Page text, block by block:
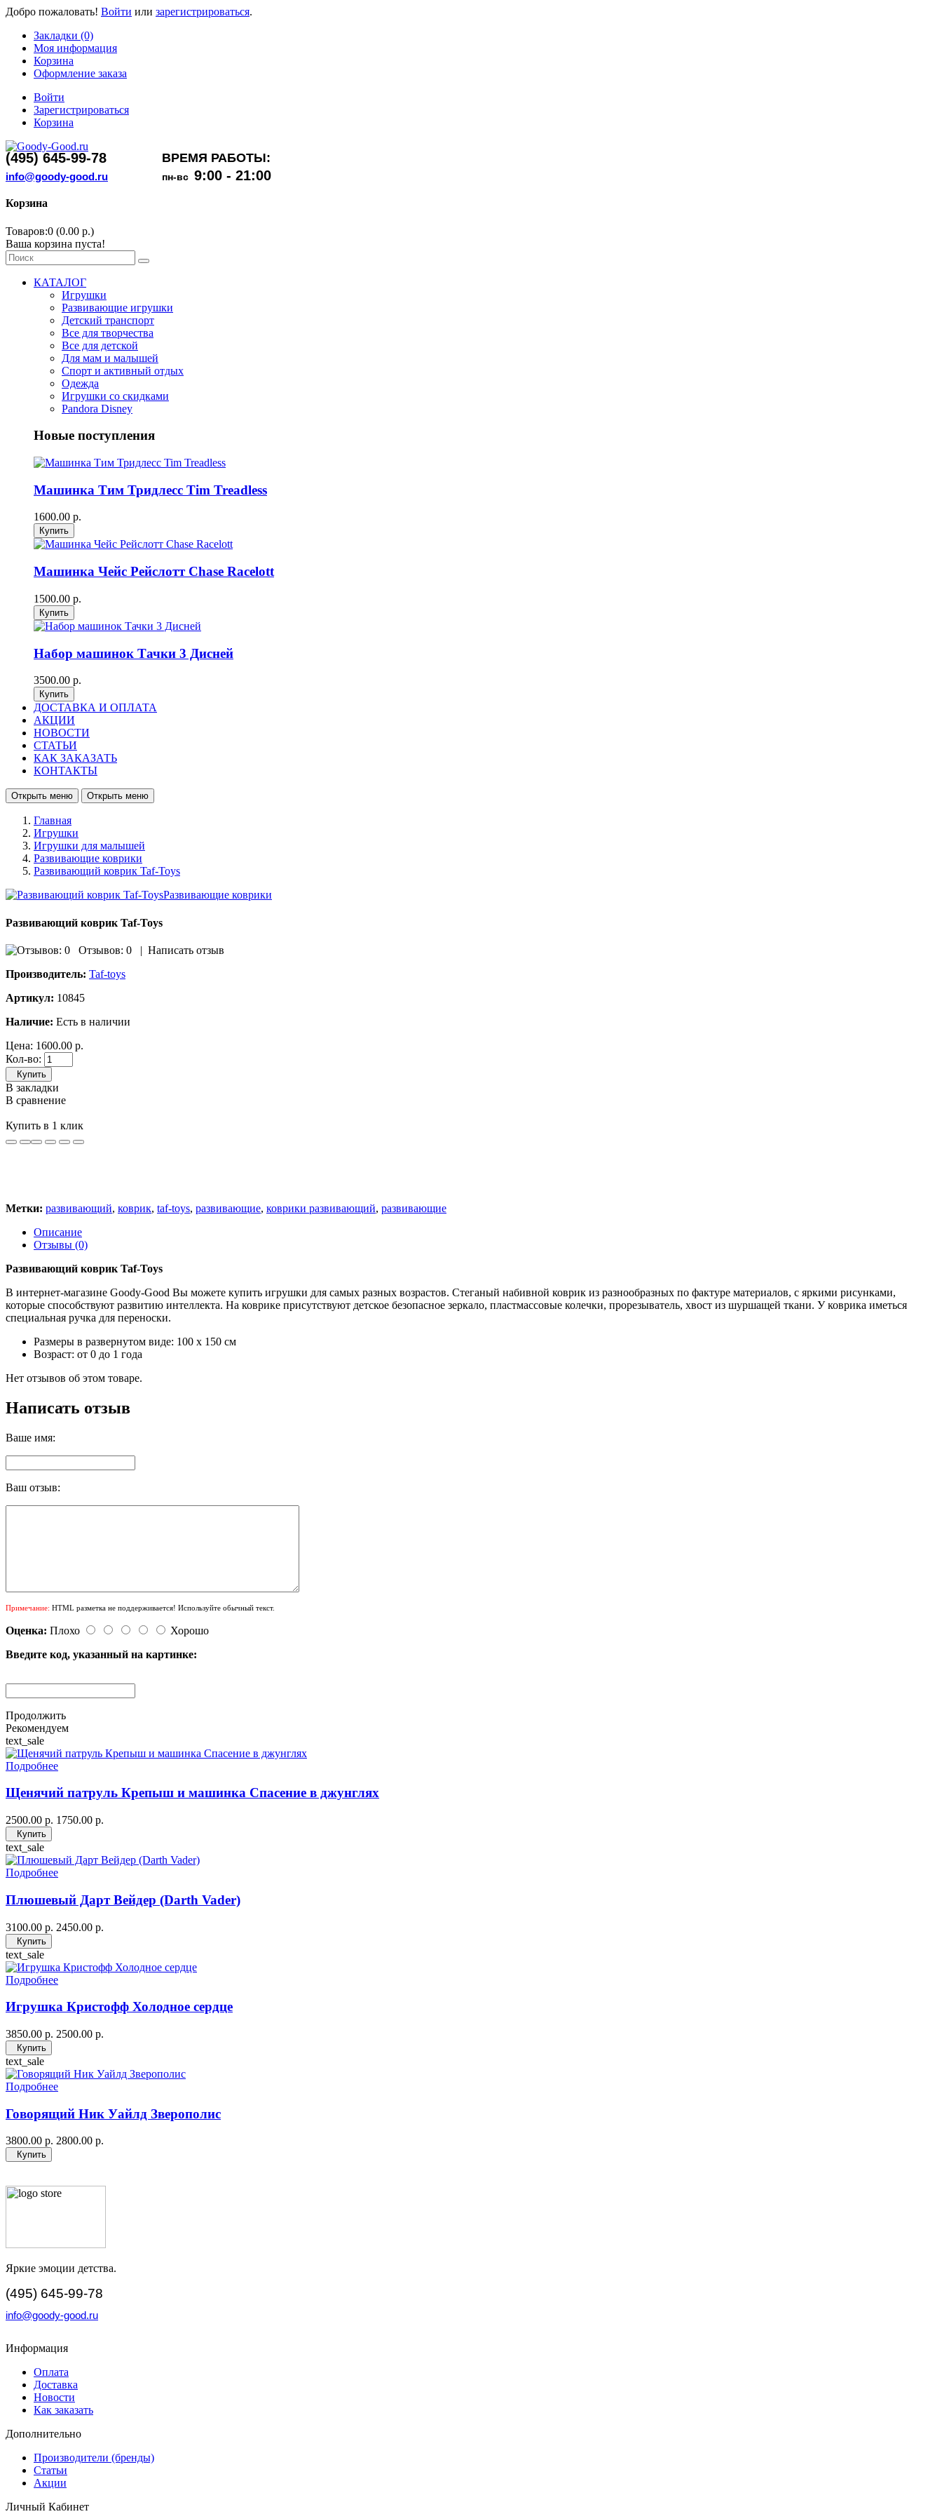
Добро пожаловать! Войти или зарегистрироваться.
Закладки (0)
Моя информация
Корзина
Оформление заказа
Войти
Зарегистрироваться
Корзина
(495) 645-99-78 ВРЕМЯ РАБОТЫ:
info@goody-good.ru пн-вс 9:00 - 21:00
Корзина
Товаров:0 (0.00 р.)
Ваша корзина пуста!
КАТАЛОГ
Игрушки
Развивающие игрушки
Детский транспорт
Все для творчества
Все для детской
Для мам и малышей
Спорт и активный отдых
Одежда
Игрушки со скидками
Pandora Disney
Новые поступления
Машинка Тим Тридлесс Tim Treadless
1600.00 р.
Машинка Чейс Рейслотт Chase Racelott
1500.00 р.
Набор машинок Тачки 3 Дисней
3500.00 р.
ДОСТАВКА И ОПЛАТА
АКЦИИ
НОВОСТИ
СТАТЬИ
КАК ЗАКАЗАТЬ
КОНТАКТЫ
Открыть меню Открыть меню
Главная
Игрушки
Игрушки для малышей
Развивающие коврики
Развивающий коврик Taf-Toys
Развивающий коврик Taf-Toys
Отзывов: 0 | Написать отзыв
Производитель: Taf-toys
Артикул: 10845
Наличие: Есть в наличии
Цена: 1600.00 р.
Кол-во:
Купить
В закладки
В сравнение
Купить в 1 клик
Метки: развивающий, коврик, taf-toys, развивающие, коврики развивающий, развивающие
Описание
Отзывы (0)
Развивающий коврик Taf-Toys
В интернет-магазине Goody-Good Вы можете купить игрушки для самых разных возрастов. Стеганый набивной коврик из разнообразных по фактуре материалов, с яркими рисунками,
которые способствуют развитию интеллекта. На коврике присутствуют детское безопасное зеркало, пластмассовые колечки, прорезыватель, хвост из шуршащей ткани. У коврика иметься
специальная ручка для переноски.
Размеры в развернутом виде: 100 х 150 см
Возраст: от 0 до 1 года
Нет отзывов об этом товаре.
Написать отзыв
Ваше имя:
Ваш отзыв:
Примечание: HTML разметка не поддерживается! Используйте обычный текст.
Оценка: Плохо
Хорошо
Введите код, указанный на картинке:
Продолжить
Рекомендуем
text_sale
Подробнее
Щенячий патруль Крепыш и машинка Спасение в джунглях
2500.00 р. 1750.00 р.
Купить
text_sale
Подробнее
Плюшевый Дарт Вейдер (Darth Vader)
3100.00 р. 2450.00 р.
Купить
text_sale
Подробнее
Игрушка Кристофф Холодное сердце
3850.00 р. 2500.00 р.
Купить
text_sale
Подробнее
Говорящий Ник Уайлд Зверополис
3800.00 р. 2800.00 р.
Купить
Яркие эмоции детства.
(495) 645-99-78
info@goody-good.ru
Информация
Оплата
Доставка
Новости
Как заказать
Дополнительно
Производители (бренды)
Статьи
Акции
Личный Кабинет